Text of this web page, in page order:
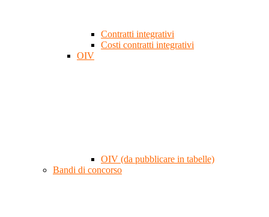
Contratti integrativi
Costi contratti integrativi
OIV
OIV (da pubblicare in tabelle)
Bandi di concorso